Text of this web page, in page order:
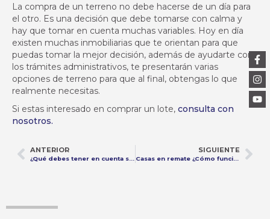
La compra de un terreno no debe hacerse de un día para
el otro. Es una decisión que debe tomarse con calma y
hay que tomar en cuenta muchas variables. Hoy en día
existen muchas inmobiliarias que te orientan para que
puedas tomar la mejor decisión, además de ayudarte con
los trámites administrativos, te presentarán varias
opciones de terreno para que al final, obtengas lo que
realmente necesitas.
Si estas interesado en comprar un lote, consulta con
nosotros.
ANTERIOR
¿Qué debes tener en cuenta si quieres vender tu casa?
SIGUIENTE
Casas en remate ¿Cómo funciona?